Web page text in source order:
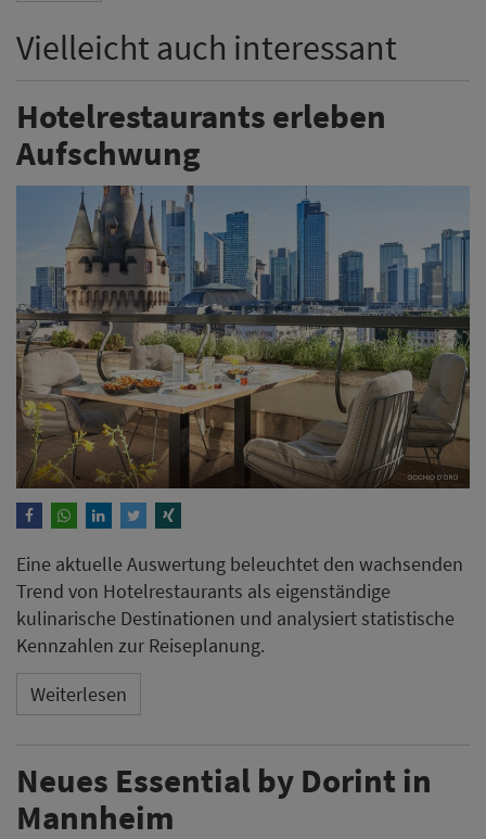
Vielleicht auch interessant
Hotelrestaurants erleben
Aufschwung
Eine aktuelle Auswertung beleuchtet den wachsenden
Trend von Hotelrestaurants als eigenständige
kulinarische Destinationen und analysiert statistische
Kennzahlen zur Reiseplanung.
Weiterlesen
Neues Essential by Dorint in
Mannheim